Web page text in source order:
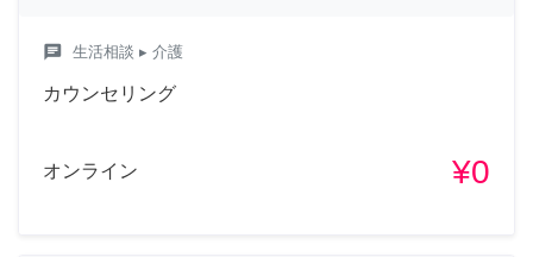
chat 生活相談 ▸ 介護
カウンセリング
オンライン ¥0